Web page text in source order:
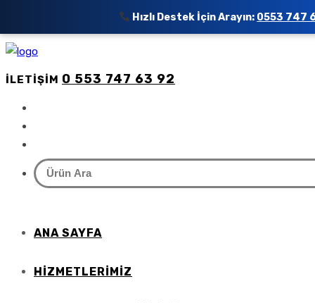
İLETIŞIM 0 553 747 63 92
ANA SAYFA
HIZMETLERIMIZ
Hızlı Destek İçin Arayın: 0553 747